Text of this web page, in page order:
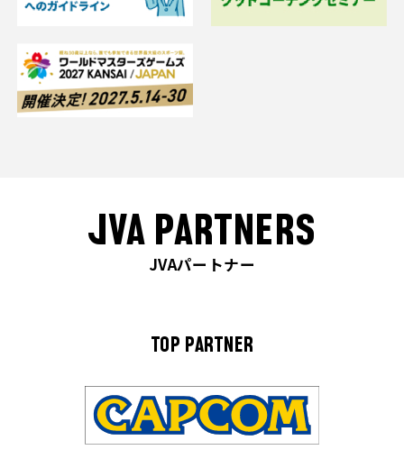
JVA PARTNERS
JVAパートナー
TOP PARTNER